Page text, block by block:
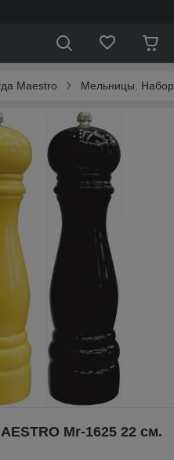
Maestro Мельницы.
Mr-1625 22 см.